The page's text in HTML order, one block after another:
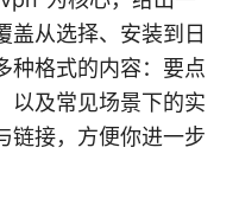
盖从选择、安装到日
种格式的内容：要点
以及常见场景下的实
链接，方便你进一步